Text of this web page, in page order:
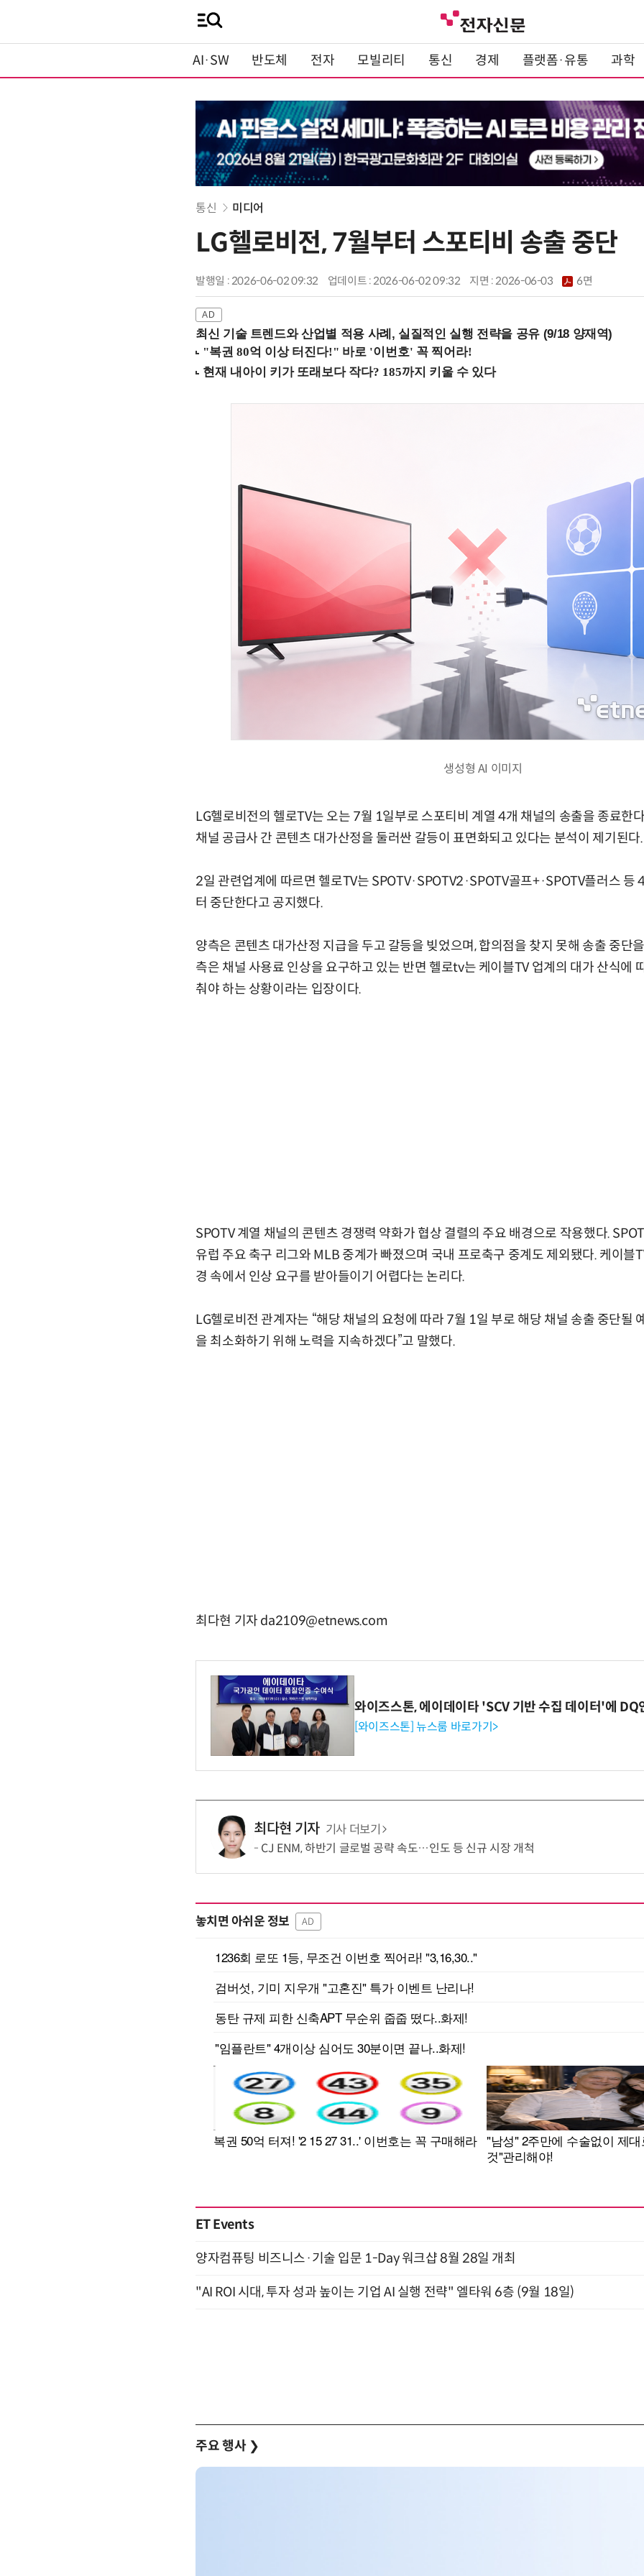
AI·SW 반도체 전자 모빌리티 통신 경제 플랫폼·유통 과학
통신 미디어
LG헬로비전, 7월부터 스포티비 송출 중단
발행일 : 2026-06-02 09:32 업데이트 : 2026-06-02 09:32 지면 :2026-06-03 6면
최신 기술 트렌드와 산업별 적용 사례, 실질적인 실행 전략을 공유 (9/18 양재역)
생성형 AI 이미지
LG헬로비전의 헬로TV는 오는 7월 1일부로 스포티비 계열 4개 채널의 송출을 종료한
채널 공급사 간 콘텐츠 대가산정을 둘러싼 갈등이 표면화되고 있다는 분석이 제기된다.
2일 관련업계에 따르면 헬로TV는 SPOTV·SPOTV2·SPOTV골프+·SPOTV플러스 등
터 중단한다고 공지했다.
양측은 콘텐츠 대가산정 지급을 두고 갈등을 빚었으며, 합의점을 찾지 못해 송출 중단
측은 채널 사용료 인상을 요구하고 있는 반면 헬로tv는 케이블TV 업계의 대가 산식에
춰야 하는 상황이라는 입장이다.
SPOTV 계열 채널의 콘텐츠 경쟁력 약화가 협상 결렬의 주요 배경으로 작용했다.
유럽 주요 축구 리그와 MLB 중계가 빠졌으며 국내 프로축구 중계도 제외됐다. 케이블
경 속에서 인상 요구를 받아들이기 어렵다는 논리다.
LG헬로비전 관계자는 “해당 채널의 요청에 따라 7월 1일 부로 해당 채널 송출 중단될
을 최소화하기 위해 노력을 지속하겠다”고 말했다.
최다현 기자 da2109@etnews.com
와이즈스톤, 에이데이타 'SCV 기반 수집 데이터'에 DQ
[와이즈스톤] 뉴스룸 바로가기>
최다현 기자 기사 더보기
CJ ENM, 하반기 글로벌 공략 속도…인도 등 신규 시장 개척
놓치면 아쉬운 정보 AD
ET Events
양자컴퓨팅 비즈니스·기술 입문 1-Day 워크샵 8월 28일 개최
"AI ROI 시대, 투자 성과 높이는 기업 AI 실행 전략" 엘타워 6층 (9월 18일)
주요 행사 ❯